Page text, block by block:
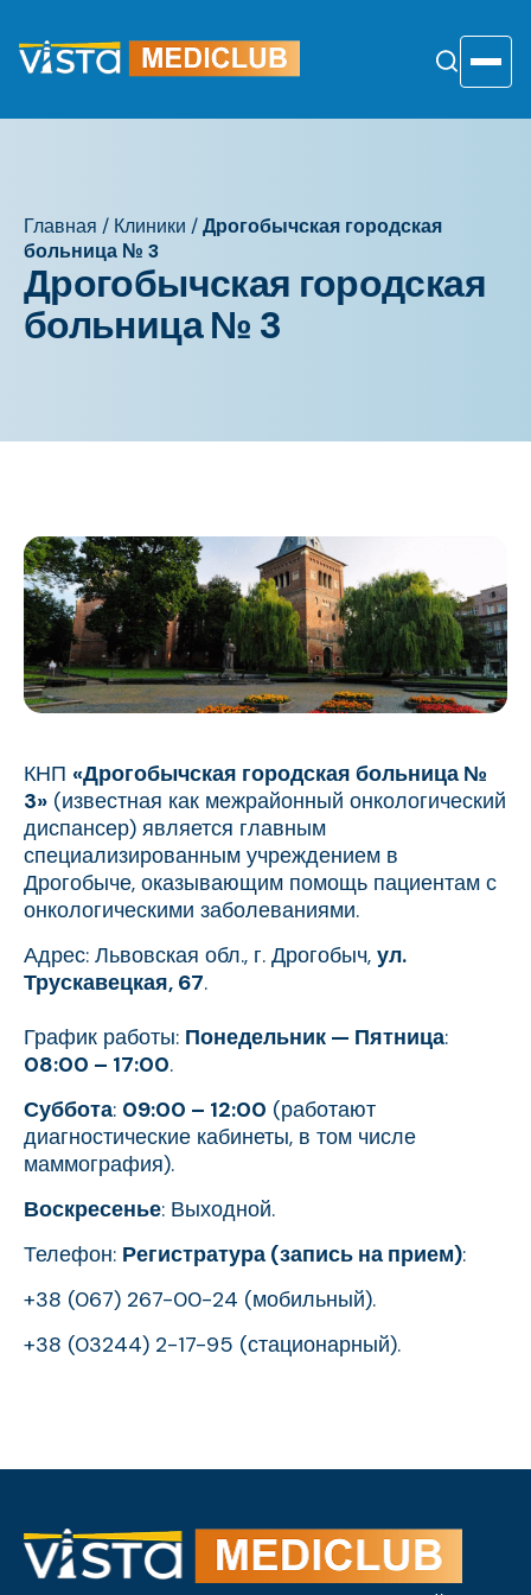
содержанию
Главная / Клиники /Дрогобычская городская
больница № 3
Дрогобычская городская
больница № 3
КНП «Дрогобычская городская больница №
3» (известная как межрайонный онкологический
диспансер) является главным
специализированным учреждением в
Дрогобыче, оказывающим помощь пациентам с
онкологическими заболеваниями.
Адрес: Львовская обл., г. Дрогобыч, ул.
Трускавецкая, 67.
График работы: Понедельник — Пятница:
08:00 – 17:00.
Суббота: 09:00 – 12:00 (работают
диагностические кабинеты, в том числе
маммография).
Воскресенье: Выходной.
Телефон: Регистратура (запись на прием):
+38 (067) 267-00-24 (мобильный).
+38 (03244) 2-17-95 (стационарный).